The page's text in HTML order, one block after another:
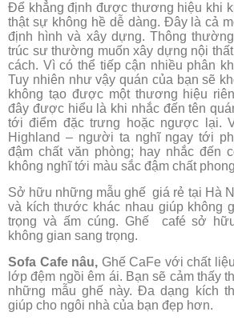
Để khẳng định được thương hiệu khi
thật sự không hề dễ dàng. Đây là cả
định hình và xây dựng. Thông
trúc sư thường muốn xây dựng nội
cách. Vì có thể tiếp cận nhiều phân
Tuy nhiên như vậy quán của bạn sẽ
không tạo được một thương hiệu
đây được hiểu là khi nhắc đến tên
tới điểm đặc trưng hoặc ngược lại.
Highland – người ta nghĩ ngay tới
đậm chất văn phòng; hay nhắc đến
không nghĩ tới màu sắc đậm chất
Sở hữu những mẫu ghế giá rẻ tại Hà
và kích thước khác nhau giúp không
trọng và ấm cúng. Ghế café sở
không gian sang trọng.
Sofa Cafe nâu, Ghế CaFe với chất
lớp đệm ngồi êm ái. Bạn sẽ cảm thấy
những mẫu ghế này. Đa dạng kích
giúp cho ngôi nhà của bạn đẹp hơn.